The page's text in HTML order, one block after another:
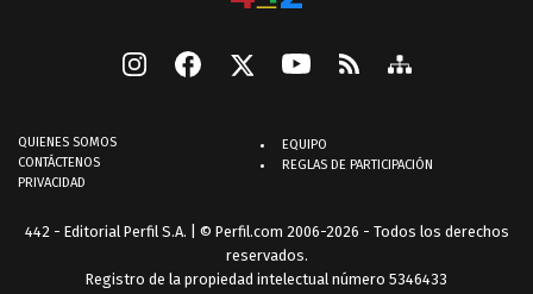
QUIENES SOMOS
CONTÁCTENOS
PRIVACIDAD
EQUIPO
REGLAS DE PARTICIPACIÓN
442 - Editorial Perfil S.A. | © Perfil.com 2006-2026 - Todos los derechos
reservados.
Registro de la propiedad intelectual número 5346433